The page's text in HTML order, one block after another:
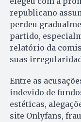
republicano
perdeu
partido,
relatório da
suas
Entre as
indevido de
estéticas,
site Onlyfans,